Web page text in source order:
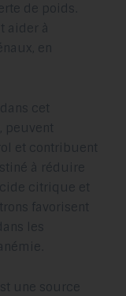
de poids.
aider à
en
cet
peuvent
et contribuent
à réduire
citrique et
favorisent
les
une source